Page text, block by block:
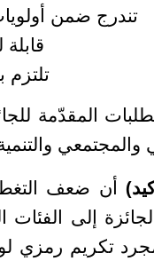
تندرج ضمن
تلتزم
المقدّمة
أن ضعف
إلى الفئات
تكريم رمزي